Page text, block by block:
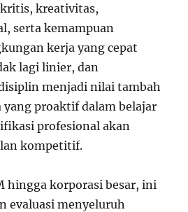
kreativitas,
serta kemampuan
kerja yang cepat
lagi linier, dan
menjadi nilai tambah
yang proaktif dalam belajar
profesional akan
kompetitif.
hingga korporasi besar, ini
evaluasi menyeluruh